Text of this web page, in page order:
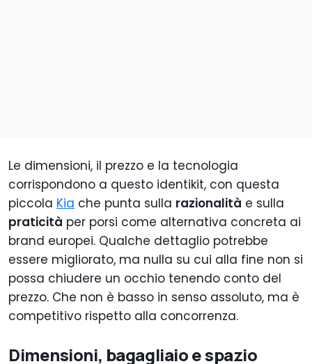
Le dimensioni, il prezzo e la tecnologia
corrispondono a questo identikit, con questa
piccola Kia che punta sulla razionalità e sulla
praticità per porsi come alternativa concreta ai
brand europei. Qualche dettaglio potrebbe
essere migliorato, ma nulla su cui alla fine non si
possa chiudere un occhio tenendo conto del
prezzo. Che non è basso in senso assoluto, ma è
competitivo rispetto alla concorrenza.
Dimensioni, bagagliaio e spazio